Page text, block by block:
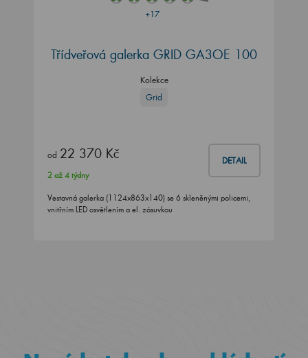
+17
Třídveřová galerka GRID GA3OE 100
Kolekce
Grid
od 22 370 Kč DETAIL
2 až 4 týdny
Vestavná galerka (1124x863x140) se 6 skleněnými policemi,
vnitřním LED osvětlením a el. zásuvkou